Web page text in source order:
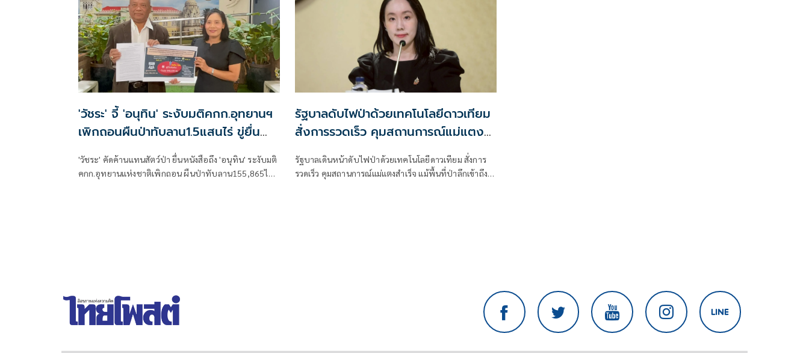
ขณะนี้มีความคิดเห็นหลากหลายของสังคมในประเด็นดัง
กล่าว โดยเฉพาะมีหลายประเด็นที่กำลังเป็นดราม่า ในฐานะ
'วัชระ' จี้ 'อนุทิน' ระงับมติคกก.อุทยานฯ
เพิกถอนผืนป่าทับลาน1.5แสนไร่ ขู่ยื่น
'วัชระ' คัดค้านแทนสัตว์ป่า ยื่นหนังสือถึง 'อนุทิน' ระงับมติ
คกก.อุทยานแห่งชาติเพิกถอน ผืนป่าทับลาน155,865ไร่
รัฐบาลดับไฟป่าด้วยเทคโนโลยีดาวเทียม
สั่งการรวดเร็ว คุมสถานการณ์แม่แตง
รัฐบาลเดินหน้าดับไฟป่าด้วยเทคโนโลยีดาวเทียม สั่งการ
รวดเร็ว คุมสถานการณ์แม่แตงสำเร็จ แม้พื้นที่ป่าลึกเข้าถึง